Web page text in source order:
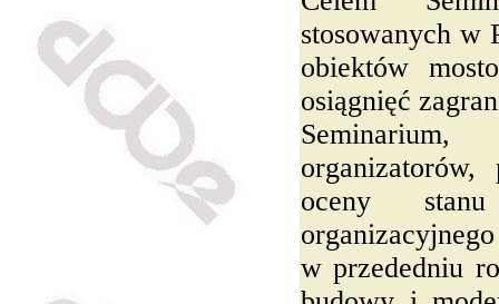
stosowanych w
obiektów
osiągnięć
oceny
w przededniu